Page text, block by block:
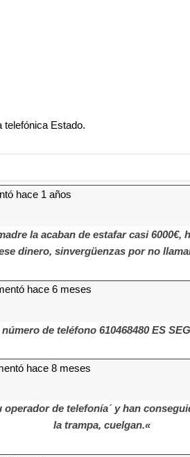
telefónica Estado.
hace 1 años
la acaban de estafar casi
dinero, sinvergüenzas por no
hace 6 meses
número de teléfono 610468480 ES
hace 8 meses
operador de telefonía´ y han
la trampa, cuelgan.«